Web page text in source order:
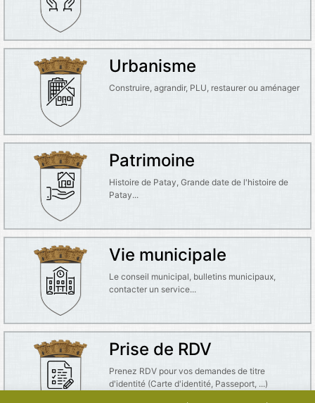
Urbanisme
Construire, agrandir, PLU, restaurer ou aménager
Patrimoine
Histoire de Patay, Grande date de l'histoire de
Patay...
Vie municipale
Le conseil municipal, bulletins municipaux,
contacter un service...
Prise de RDV
Prenez RDV pour vos demandes de titre
d'identité (Carte d'identité, Passeport, ...)